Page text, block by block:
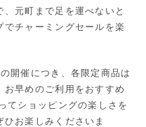
元町まで足を運べないと
チャーミングセールを楽
開催につき、各限定商品は
早めのご利用をおすすめ
てショッピングの楽しさを
お楽しみくださいま